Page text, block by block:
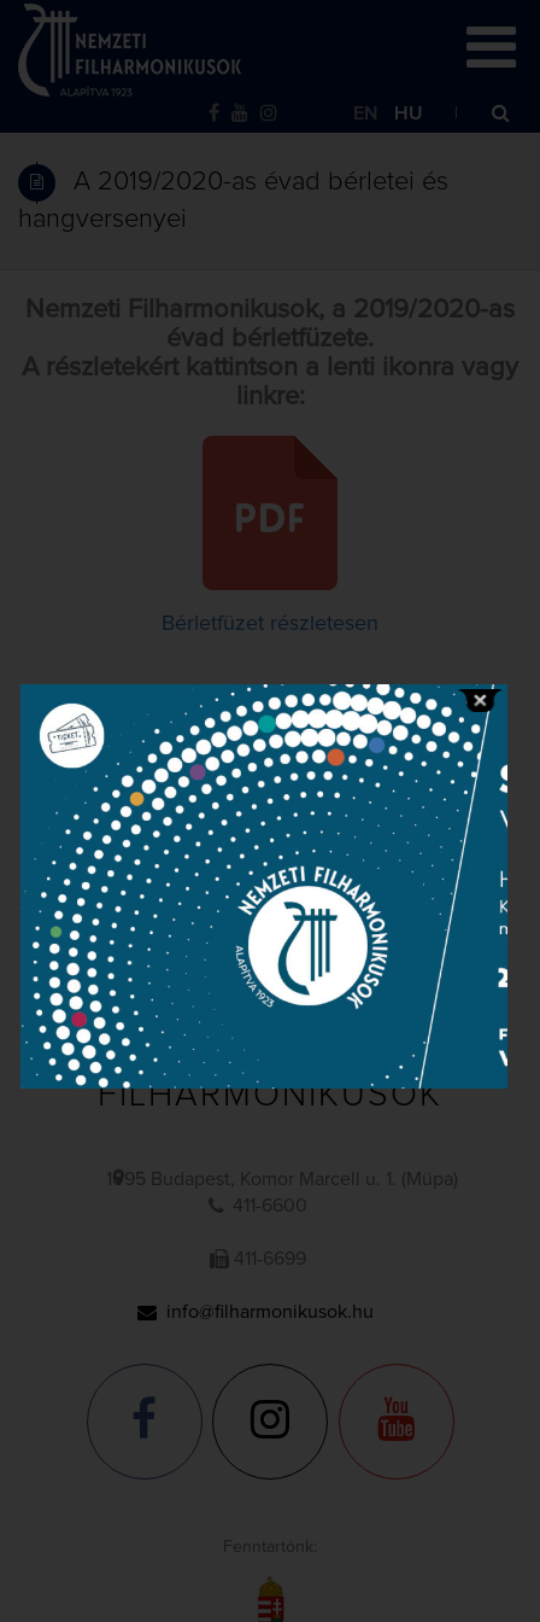
EN HU
A 2019/2020-as évad bérletei és
hangversenyei
Nemzeti Filharmonikusok, a 2019/2020-as
évad bérletfüzete.
A részletekért kattintson a lenti ikonra vagy
linkre:
Bérletfüzet részletesen
Kapcsolat
Közérdekű adatok
Sajtószoba
Adatvédelem
Impresszum
NEMZETI
FILHARMONIKUSOK
1095 Budapest, Komor Marcell u. 1. (Müpa)
411-6600
411-6699
info@filharmonikusok.hu
Fenntartónk: